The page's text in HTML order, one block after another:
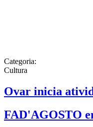
Categoria:
Cultura
Ovar inicia
FAD'AGOSTO